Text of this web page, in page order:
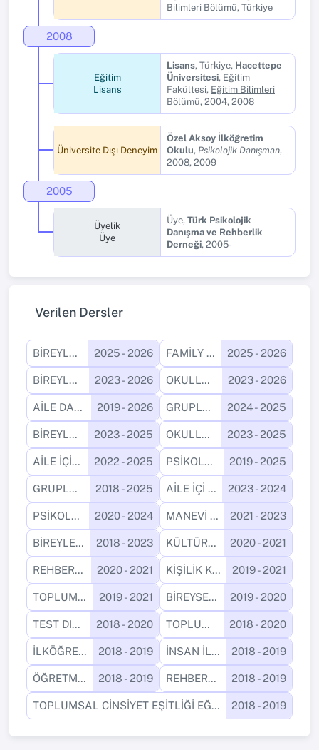
Bilimleri Bölümü, Türkiye
2008
Eğitim
Lisans
Lisans, Türkiye, Hacettepe
Üniversitesi, Eğitim
Fakültesi, Eğitim Bilimleri
Bölümü, 2004, 2008
Üniversite Dışı Deneyim
Özel Aksoy İlköğretim
Okulu, Psikolojik Danışman,
2008, 2009
2005
Üyelik
Üye
Üye, Türk Psikolojik
Danışma ve Rehberlik
Derneği, 2005-
Verilen Dersler
BİREYLE PSİKOLOJİK DANIŞMA UYGULAMALARI 2025 - 2026 FAMİLY PSYCHOLOGY 2025 - 2026
BİREYLE PSİKOLOJİK DANIŞMA UYGULAMASI I 2023 - 2026 OKULLARDA RPD UYGULAMALARI I 2023 - 2026
AİLE DANIŞMANLIĞI 2019 - 2026 GRUPLA PSİKOLOJİK DANIŞMA UYGULAMALARI 2024 - 2025
BİREYLE PSİKOLOJİK DANIŞMA UYGULAMASI II 2023 - 2025 OKULLARDA RPD UYGULAMALARI II 2023 - 2025
AİLE İÇİ ŞİDDET 2022 - 2025 PSİKOLOJİK DANIŞMA İLKE VE TEKNİKLERİ 2019 - 2025
GRUPLA PSİKOLOJİK DANIŞMA 2018 - 2025 AİLE İÇİ İLİŞKİLER VE İLETİŞİM 2023 - 2024
PSİKOLOJİK DANIŞMA BECERİLERİ 2020 - 2024 MANEVİ DANIŞMANLIK 2021 - 2023
BİREYLE PSİKOLOJİK DANIŞMA UYGULAMASI 2018 - 2023 KÜLTÜRE DUYARLI PSİKOLOJİK DANIŞMA 2020 - 2021
REHBERLİK VE PSİKOLOJİK DANIŞMADA ALAN ÇALIŞMASI 2020 - 2021 KİŞİLİK KURAMLARI 2019 - 2021
TOPLUMSAL CİNSİYET EŞİTLİĞİ 2019 - 2021 BİREYSEL PSİKOLOJİK DANIŞMA UYGULAMASI 2019 - 2020
TEST DIŞI TEKNİKLER 2018 - 2020 TOPLUMA HİZMET UYGULAMALARI 2018 - 2020
İLKÖĞRETİMDE PSİKOLOJİK DANIŞMA VE REHBERLİK 2018 - 2019 İNSAN İLİŞKİLERİ VE İLETİŞİM 2018 - 2019
ÖĞRETMENLİK UYGULAMASI 2018 - 2019 REHBERLİK 2018 - 2019
TOPLUMSAL CİNSİYET EŞİTLİĞİ EĞİTİMİ 2018 - 2019